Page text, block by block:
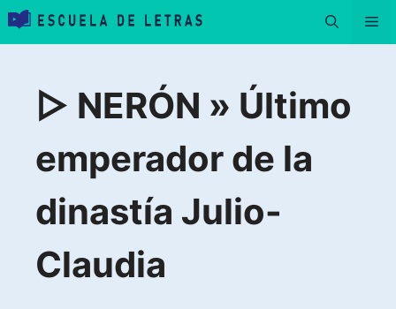
Saltar
contenido▷ NERÓN » Último
emperador de la
dinastía Julio-
Claudia